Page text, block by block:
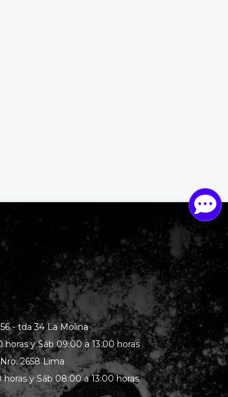
- tda 34 La Molina
y Sáb 09:00 a 13:00 horas
2658 Lima
y Sáb 08:00 a 13:00 horas